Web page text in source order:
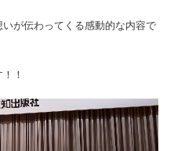
が伝わってくる感動的な内容で
！